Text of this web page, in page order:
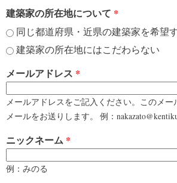
建築家の所在地について *
同じ都道府県・近県の建築家を希望
建築家の所在地にはこだわらない
メールアドレス *
メールアドレスをご記入ください。このメ
メールをお送りします。 例：
ニックネーム *
例：みのる